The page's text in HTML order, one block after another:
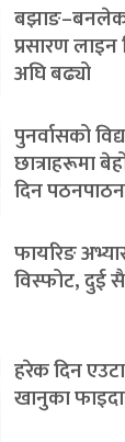
प्रसारण लाइन
अघि बढ्यो
पुनर्वासको
छात्राहरूमा
दिन
फायरिङ
विस्फोट, दुई
हरेक दिन
खानुका